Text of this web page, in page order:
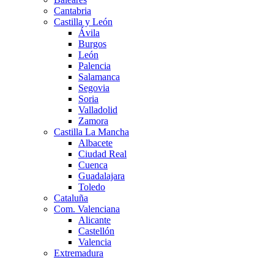
Cantabria
Castilla y León
Ávila
Burgos
León
Palencia
Salamanca
Segovia
Soria
Valladolid
Zamora
Castilla La Mancha
Albacete
Ciudad Real
Cuenca
Guadalajara
Toledo
Cataluña
Com. Valenciana
Alicante
Castellón
Valencia
Extremadura